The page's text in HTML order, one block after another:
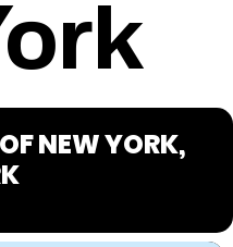
NEW YORK,